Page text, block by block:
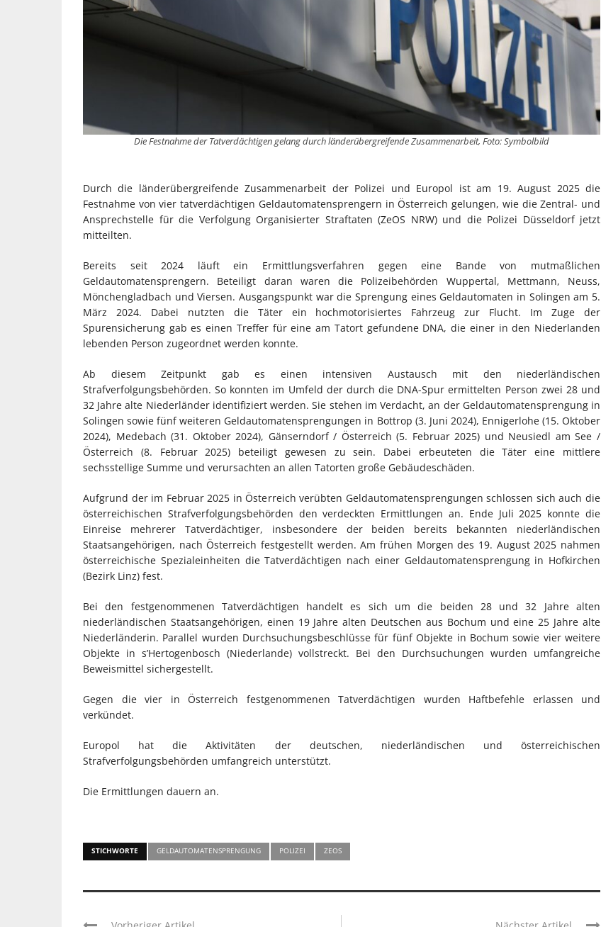
Die Festnahme der Tatverdächtigen gelang durch länderübergreifende Zusammenarbeit, Foto: Symbolbild
Durch die länderübergreifende Zusammenarbeit der Polizei und Europol ist am 19. August 2025 die
Festnahme von vier tatverdächtigen Geldautomatensprengern in Österreich gelungen, wie die Zentral- und
Ansprechstelle für die Verfolgung Organisierter Straftaten (ZeOS NRW) und die Polizei Düsseldorf jetzt
mitteilten.
Bereits seit 2024 läuft ein Ermittlungsverfahren gegen eine Bande von mutmaßlichen
Geldautomatensprengern. Beteiligt daran waren die Polizeibehörden Wuppertal, Mettmann, Neuss,
Mönchengladbach und Viersen. Ausgangspunkt war die Sprengung eines Geldautomaten in Solingen am 5.
März 2024. Dabei nutzten die Täter ein hochmotorisiertes Fahrzeug zur Flucht. Im Zuge der
Spurensicherung gab es einen Treffer für eine am Tatort gefundene DNA, die einer in den Niederlanden
lebenden Person zugeordnet werden konnte.
Ab diesem Zeitpunkt gab es einen intensiven Austausch mit den niederländischen
Strafverfolgungsbehörden. So konnten im Umfeld der durch die DNA-Spur ermittelten Person zwei 28 und
32 Jahre alte Niederländer identifiziert werden. Sie stehen im Verdacht, an der Geldautomatensprengung in
Solingen sowie fünf weiteren Geldautomatensprengungen in Bottrop (3. Juni 2024), Ennigerlohe (15. Oktober
2024), Medebach (31. Oktober 2024), Gänserndorf / Österreich (5. Februar 2025) und Neusiedl am See /
Österreich (8. Februar 2025) beteiligt gewesen zu sein. Dabei erbeuteten die Täter eine mittlere
sechsstellige Summe und verursachten an allen Tatorten große Gebäudeschäden.
Aufgrund der im Februar 2025 in Österreich verübten Geldautomatensprengungen schlossen sich auch die
österreichischen Strafverfolgungsbehörden den verdeckten Ermittlungen an. Ende Juli 2025 konnte die
Einreise mehrerer Tatverdächtiger, insbesondere der beiden bereits bekannten niederländischen
Staatsangehörigen, nach Österreich festgestellt werden. Am frühen Morgen des 19. August 2025 nahmen
österreichische Spezialeinheiten die Tatverdächtigen nach einer Geldautomatensprengung in Hofkirchen
(Bezirk Linz) fest.
Bei den festgenommenen Tatverdächtigen handelt es sich um die beiden 28 und 32 Jahre alten
niederländischen Staatsangehörigen, einen 19 Jahre alten Deutschen aus Bochum und eine 25 Jahre alte
Niederländerin. Parallel wurden Durchsuchungsbeschlüsse für fünf Objekte in Bochum sowie vier weitere
Objekte in s’Hertogenbosch (Niederlande) vollstreckt. Bei den Durchsuchungen wurden umfangreiche
Beweismittel sichergestellt.
Gegen die vier in Österreich festgenommenen Tatverdächtigen wurden Haftbefehle erlassen und
verkündet.
Europol hat die Aktivitäten der deutschen, niederländischen und österreichischen
Strafverfolgungsbehörden umfangreich unterstützt.
Die Ermittlungen dauern an.
STICHWORTE GELDAUTOMATENSPRENGUNG POLIZEI ZEOS
KUNSTSTOFFFENSTER DEN
EINFAMILIENHAUS